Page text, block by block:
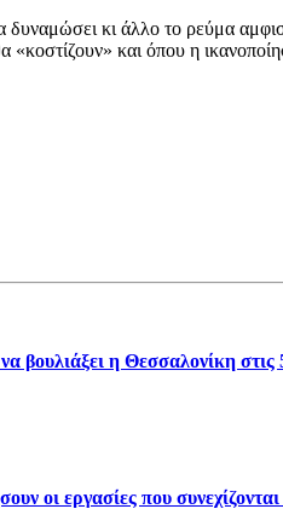
κι άλλο το ρεύμα
και όπου η
βουλιάξει η Θεσσαλονίκη
εργασίες που